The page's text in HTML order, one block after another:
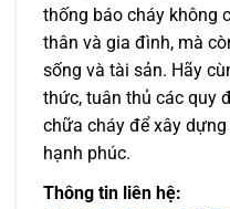
thống báo cháy không
thân và gia đình, mà
sống và tài sản. Hãy
thức, tuân thủ các quy
chữa cháy để xây
hạnh phúc.
Thông tin liên hệ: